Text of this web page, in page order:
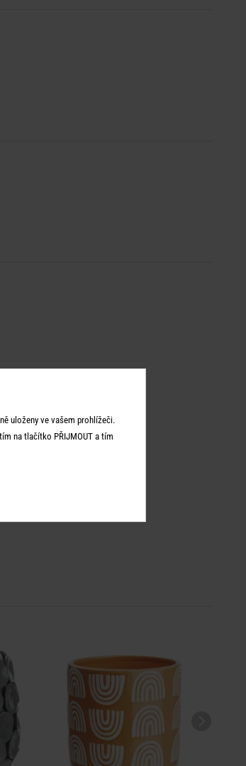
uloženy ve vašem prohlížeči.
na tlačítko PŘIJMOUT a tím